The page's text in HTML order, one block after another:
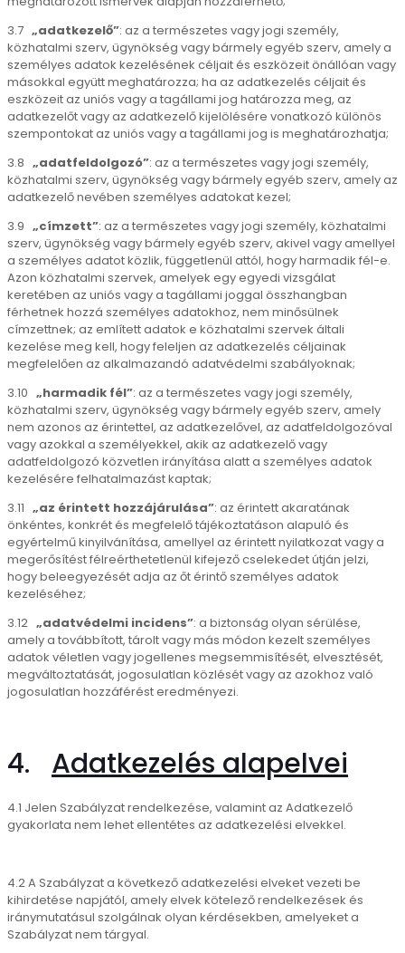
3.7 „adatkezelő”: az a természetes vagy jogi személy,
közhatalmi szerv, ügynökség vagy bármely egyéb szerv, amely a
személyes adatok kezelésének céljait és eszközeit önállóan vagy
másokkal együtt meghatározza; ha az adatkezelés céljait és
eszközeit az uniós vagy a tagállami jog határozza meg, az
adatkezelőt vagy az adatkezelő kijelölésére vonatkozó különös
szempontokat az uniós vagy a tagállami jog is meghatározhatja;
3.8 „adatfeldolgozó”: az a természetes vagy jogi személy,
közhatalmi szerv, ügynökség vagy bármely egyéb szerv, amely az
adatkezelő nevében személyes adatokat kezel;
3.9 „címzett”: az a természetes vagy jogi személy, közhatalmi
szerv, ügynökség vagy bármely egyéb szerv, akivel vagy amellyel
a személyes adatot közlik, függetlenül attól, hogy harmadik fél-e.
Azon közhatalmi szervek, amelyek egy egyedi vizsgálat
keretében az uniós vagy a tagállami joggal összhangban
férhetnek hozzá személyes adatokhoz, nem minősülnek
címzettnek; az említett adatok e közhatalmi szervek általi
kezelése meg kell, hogy feleljen az adatkezelés céljainak
megfelelően az alkalmazandó adatvédelmi szabályoknak;
3.10 „harmadik fél”: az a természetes vagy jogi személy,
közhatalmi szerv, ügynökség vagy bármely egyéb szerv, amely
nem azonos az érintettel, az adatkezelővel, az adatfeldolgozóval
vagy azokkal a személyekkel, akik az adatkezelő vagy
adatfeldolgozó közvetlen irányítása alatt a személyes adatok
kezelésére felhatalmazást kaptak;
3.11 „az érintett hozzájárulása”: az érintett akaratának
önkéntes, konkrét és megfelelő tájékoztatáson alapuló és
egyértelmű kinyilvánítása, amellyel az érintett nyilatkozat vagy a
megerősítést félreérthetetlenül kifejező cselekedet útján jelzi,
hogy beleegyezését adja az őt érintő személyes adatok
kezeléséhez;
3.12 „adatvédelmi incidens”: a biztonság olyan sérülése,
amely a továbbított, tárolt vagy más módon kezelt személyes
adatok véletlen vagy jogellenes megsemmisítését, elvesztését,
megváltoztatását, jogosulatlan közlését vagy az azokhoz való
jogosulatlan hozzáférést eredményezi.
4. Adatkezelés alapelvei
4.1 Jelen Szabályzat rendelkezése, valamint az Adatkezelő
gyakorlata nem lehet ellentétes az adatkezelési elvekkel.
4.2 A Szabályzat a következő adatkezelési elveket vezeti be
kihirdetése napjától, amely elvek kötelező rendelkezések és
iránymutatásul szolgálnak olyan kérdésekben, amelyeket a
Szabályzat nem tárgyal.